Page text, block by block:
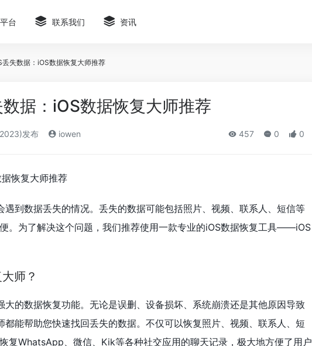
台 联系我们 资讯
丢失数据：iOS数据恢复大师推荐
据：iOS数据恢复大师推荐
发布 iowen 457 0 0
恢复大师推荐
遇到数据丢失的情况。丢失的数据可能包括照片、视频、联系人、短信等
。为了解决这个问题，我们推荐使用一款专业的iOS数据恢复工具——iOS
师？
大的数据恢复功能。无论是误删、设备损坏、系统崩溃还是其他原因导致
都能帮助您快速找回丢失的数据。不仅可以恢复照片、视频、联系人、短
复WhatsApp、微信、Kik等各种社交应用的聊天记录，极大地方便了用户